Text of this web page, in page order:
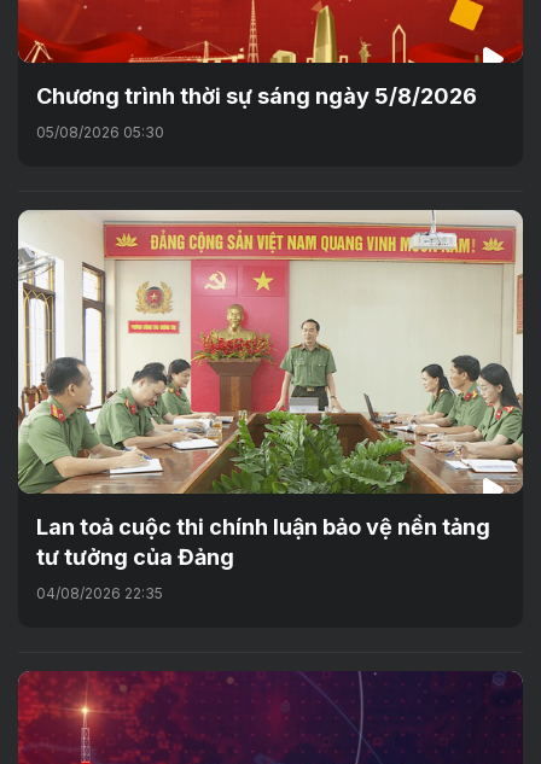
Chương trình thời sự sáng ngày 5/8/2026
05/08/2026 05:30
Lan toả cuộc thi chính luận bảo vệ nền tảng
tư tưởng của Đảng
04/08/2026 22:35